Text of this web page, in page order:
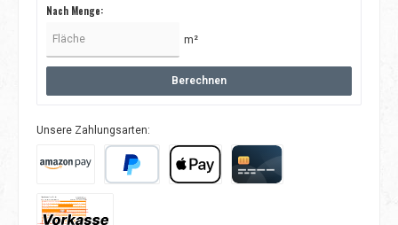
Nach Menge:
m²
Berechnen
Unsere Zahlungsarten: